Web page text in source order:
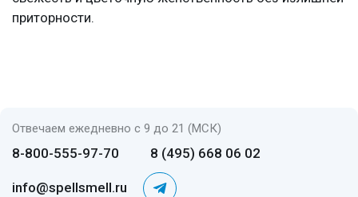
приторности.
Отвечаем ежедневно с 9 до 21 (МСК)
8-800-555-97-70 8 (495) 668 06 02
info@spellsmell.ru